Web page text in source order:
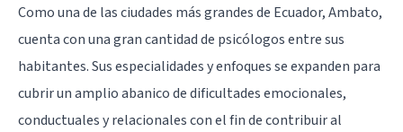
Como una de las ciudades más grandes de Ecuador, Ambato,
cuenta con una gran cantidad de psicólogos entre sus
habitantes. Sus especialidades y enfoques se expanden para
cubrir un amplio abanico de dificultades emocionales,
conductuales y relacionales con el fin de contribuir al